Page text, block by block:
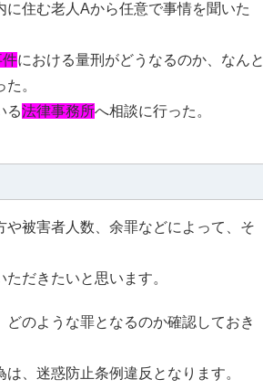
に住む老人Aから任意で事情を聞いた
件における量刑がどうなるのか、なんと
。
る法律事務所へ相談に行った。
や被害者人数、余罪などによって、そ
だきたいと思います。
のような罪となるのか確認しておき
は、迷惑防止条例違反となります。